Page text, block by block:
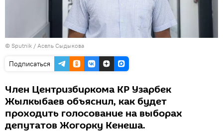
© Sputnik / Асель Сыдыкова
Подписаться
Член Центризбиркома КР Узарбек
Жылкыбаев объяснил, как будет
проходить голосование на выборах
депутатов Жогорку Кенеша.